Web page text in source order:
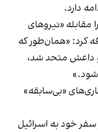
دارد.
مقابله «نیروهای
کرد: «همان‌طور که
داعش متحد شد،
«بی‌سابقه»
خود به اسرائیل